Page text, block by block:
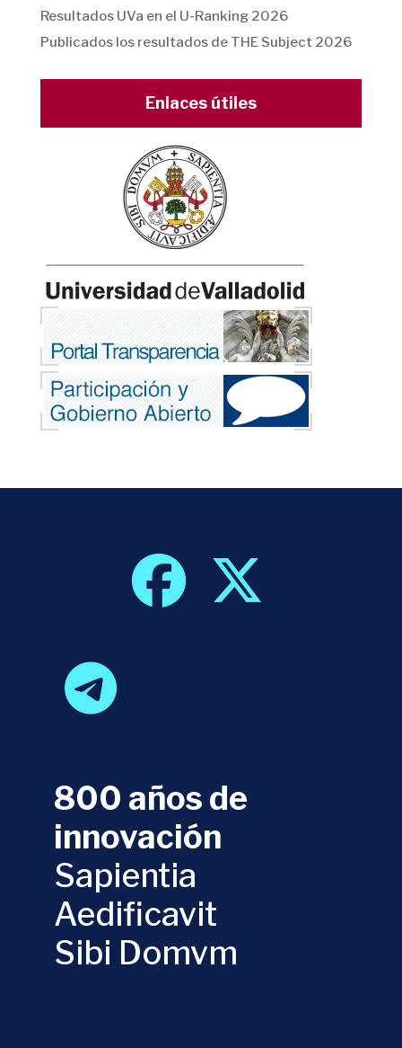
Resultados UVa en el U-Ranking 2026
Publicados los resultados de THE Subject 2026
Enlaces útiles
800 años de
innovación
Sapientia
Aedificavit
Sibi Domvm